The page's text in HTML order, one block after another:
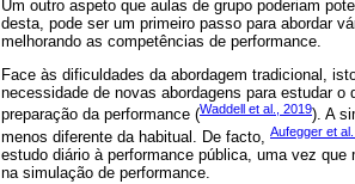
Um outro aspeto que aulas de grupo poderiam
desta, pode ser um primeiro passo para abordar
melhorando as competências de performance.
Face às dificuldades da abordagem tradicional,
necessidade de novas abordagens para estudar
preparação da performance (Waddell et al., 2019). A
menos diferente da habitual. De facto, Aufegger et
estudo diário à performance pública, uma vez
na simulação de performance.